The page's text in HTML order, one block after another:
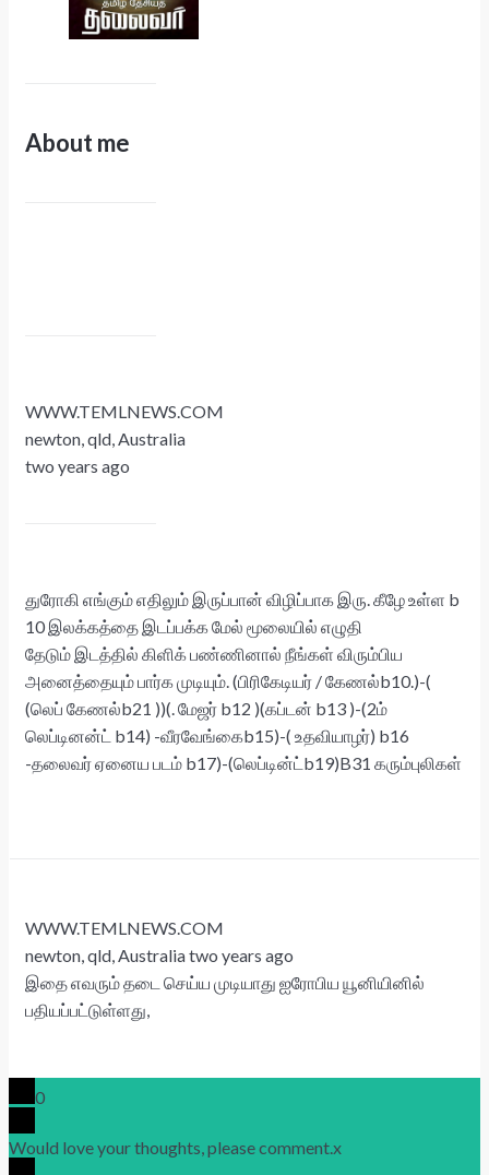
About me
WWW.TEMLNEWS.COM
newton, qld, Australia
two years ago
துரோகி எங்கும் எதிலும் இருப்பான் விழிப்பாக இரு. கீழே உள்ள b
10 இலக்கத்தை இடப்பக்க மேல் மூலையில் எழுதி
தேடும் இடத்தில் கிளிக் பண்ணினால் நீங்கள் விரும்பிய
அனைத்தையும் பார்க முடியும். (பிரிகேடியர் / கேணல்b10.)-(
(லெப் கேணல்b21 ))(. மேஜர் b12 )(கப்டன் b13 )-(2ம்
லெப்டினன்ட் b14) -வீரவேங்கைb15)-( உதவியாழர்) b16
-தலைவர் ஏனைய படம் b17)-(லெப்டின்ட்b19)B31 கரும்புலிகள்
WWW.TEMLNEWS.COM
newton, qld, Australia two years ago
இதை எவரும் தடை செய்ய முடியாது ஐரோபிய யூனியினில்
பதியப்பட்டுள்ளது,
0
Would love your thoughts, please comment.x